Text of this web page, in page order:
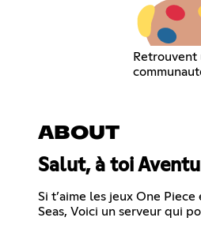
Retrouvent
ABOUT
Salut, à toi
Si t’aime les jeux One
Seas, Voici un serveur qui